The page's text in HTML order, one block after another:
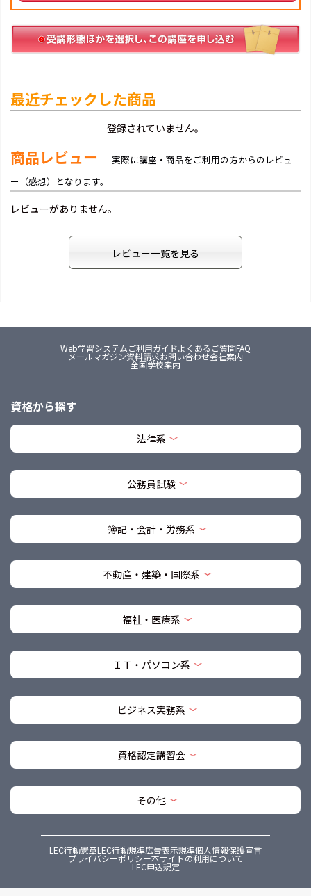
最近チェックした商品
登録されていません。
商品レビュー
実際に講座・商品をご利用の方からのレビュ
ー（感想）となります。
レビューがありません。
レビュー一覧を見る
Web学習システムご利用ガイドよくあるご質問FAQ
メールマガジン資料請求お問い合わせ会社案内
全国学校案内
資格から探す
法律系
公務員試験
簿記・会計・労務系
不動産・建築・国際系
福祉・医療系
ＩＴ・パソコン系
ビジネス実務系
資格認定講習会
その他
LEC行動憲章LEC行動規準広告表示規準個人情報保護宣言
プライバシーポリシー本サイトの利用について
LEC申込規定